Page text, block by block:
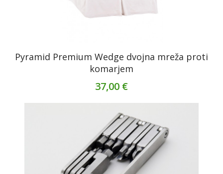
Pyramid Premium Wedge dvojna mreža proti
komarjem
37,00 €